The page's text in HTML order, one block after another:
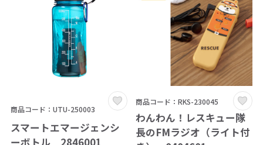
商品コード：UTU-250003
スマートエマージェンシ
ーボトル 2846001
商品コード：RKS-230045
わんわん！レスキュー隊
長のFMラジオ（ライト付